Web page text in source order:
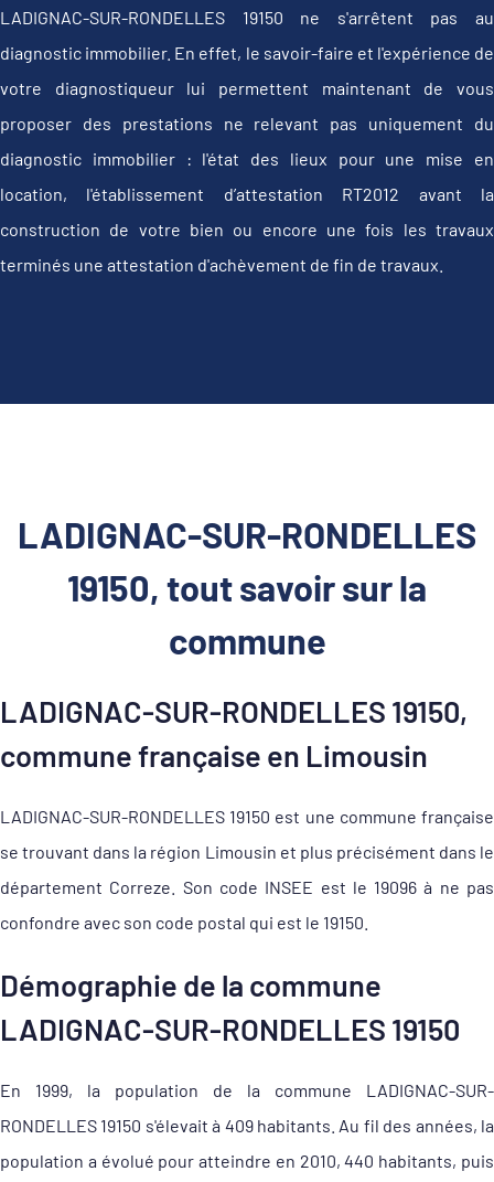
LADIGNAC-SUR-RONDELLES 19150 ne s'arrêtent pas au
diagnostic immobilier. En effet, le savoir-faire et l'expérience de
votre diagnostiqueur lui permettent maintenant de vous
proposer des prestations ne relevant pas uniquement du
diagnostic immobilier : l'état des lieux pour une mise en
location, l'établissement d’attestation RT2012 avant la
construction de votre bien ou encore une fois les travaux
terminés une attestation d'achèvement de fin de travaux.
LADIGNAC-SUR-RONDELLES
19150, tout savoir sur la
commune
LADIGNAC-SUR-RONDELLES 19150,
commune française en Limousin
LADIGNAC-SUR-RONDELLES 19150 est une commune française
se trouvant dans la région Limousin et plus précisément dans le
département Correze. Son code INSEE est le 19096 à ne pas
confondre avec son code postal qui est le 19150.
Démographie de la commune
LADIGNAC-SUR-RONDELLES 19150
En 1999, la population de la commune LADIGNAC-SUR-
RONDELLES 19150 s'élevait à 409 habitants. Au fil des années, la
population a évolué pour atteindre en 2010, 440 habitants, puis